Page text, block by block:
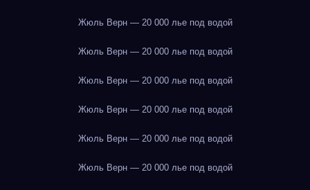
Жюль Верн — 20 000 лье под водой
Жюль Верн — 20 000 лье под водой
Жюль Верн — 20 000 лье под водой
Жюль Верн — 20 000 лье под водой
Жюль Верн — 20 000 лье под водой
Жюль Верн — 20 000 лье под водой